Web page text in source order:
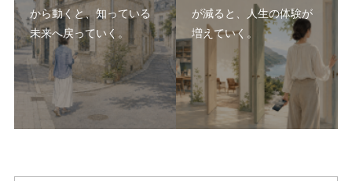
から動くと、知っている
未来へ戻っていく。
が減ると、人生の体験が
増えていく。